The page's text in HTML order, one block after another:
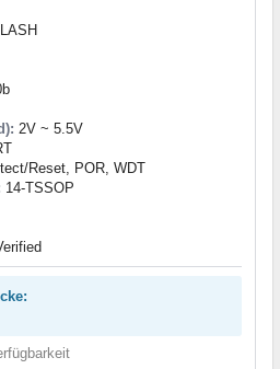
2V ~ 5.5V
Reset, POR, WDT
14-TSSOP